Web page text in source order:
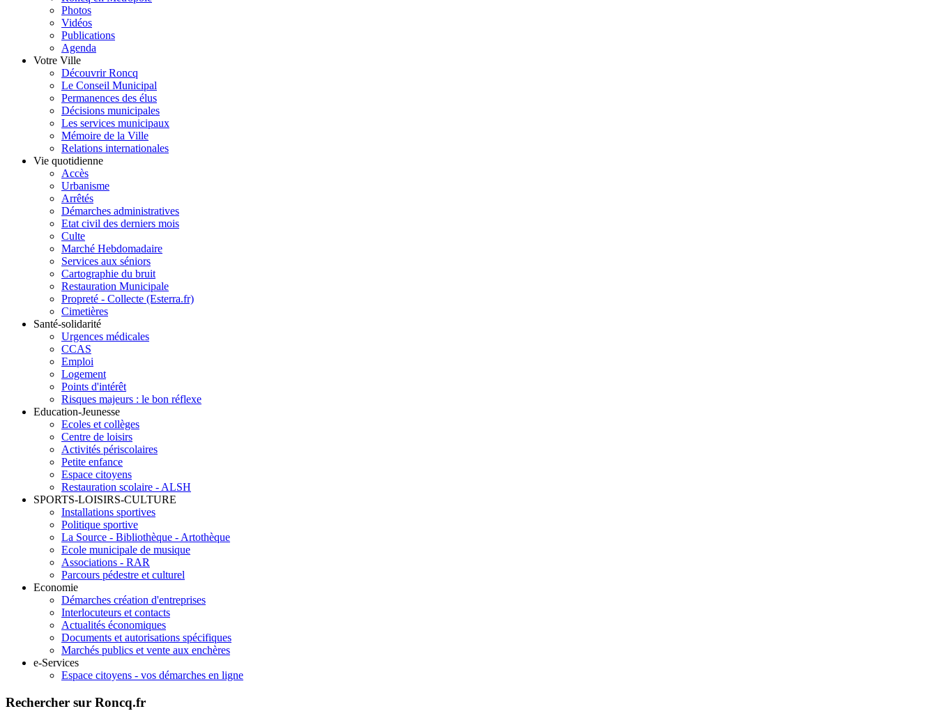
Photos
Vidéos
Publications
Agenda
Votre Ville
Découvrir Roncq
Le Conseil Municipal
Permanences des élus
Décisions municipales
Les services municipaux
Mémoire de la Ville
Relations internationales
Vie quotidienne
Accès
Urbanisme
Arrêtés
Démarches administratives
Etat civil des derniers mois
Culte
Marché Hebdomadaire
Services aux séniors
Cartographie du bruit
Restauration Municipale
Propreté - Collecte (Esterra.fr)
Cimetières
Santé-solidarité
Urgences médicales
CCAS
Emploi
Logement
Points d'intérêt
Risques majeurs : le bon réflexe
Education-Jeunesse
Ecoles et collèges
Centre de loisirs
Activités périscolaires
Petite enfance
Espace citoyens
Restauration scolaire - ALSH
SPORTS-LOISIRS-CULTURE
Installations sportives
Politique sportive
La Source - Bibliothèque - Artothèque
Ecole municipale de musique
Associations - RAR
Parcours pédestre et culturel
Economie
Démarches création d'entreprises
Interlocuteurs et contacts
Actualités économiques
Documents et autorisations spécifiques
Marchés publics et vente aux enchères
e-Services
Espace citoyens - vos démarches en ligne
Rechercher sur Roncq.fr